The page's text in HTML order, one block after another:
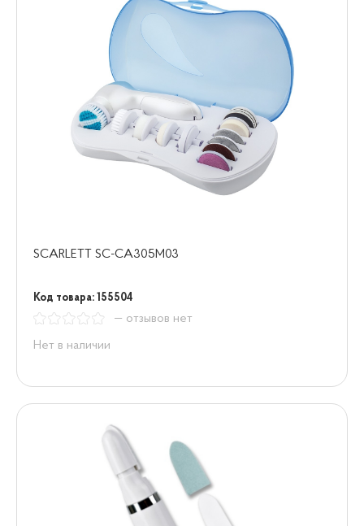
SCARLETT SC-CA305M03
Код товара: 155504
— отзывов нет
Нет в наличии